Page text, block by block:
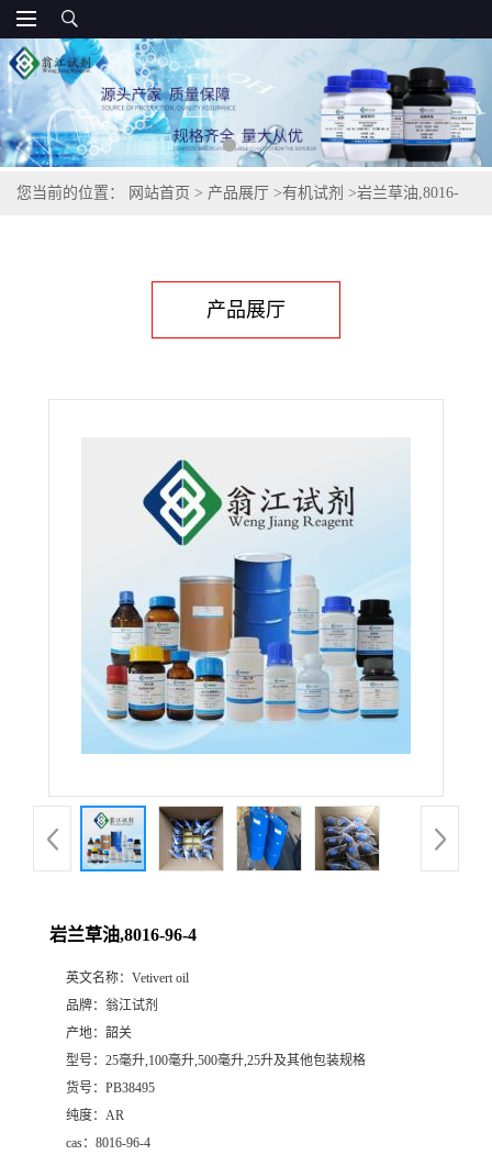
您当前的位置： 网站首页 > 产品展厅 >有机试剂 >岩兰草油,8016-
产品展厅
岩兰草油,8016-96-4
英文名称： Vetivert oil
品牌： 翁江试剂
产地： 韶关
型号： 25毫升,100毫升,500毫升,25升及其他包装规格
货号： PB38495
纯度： AR
cas： 8016-96-4